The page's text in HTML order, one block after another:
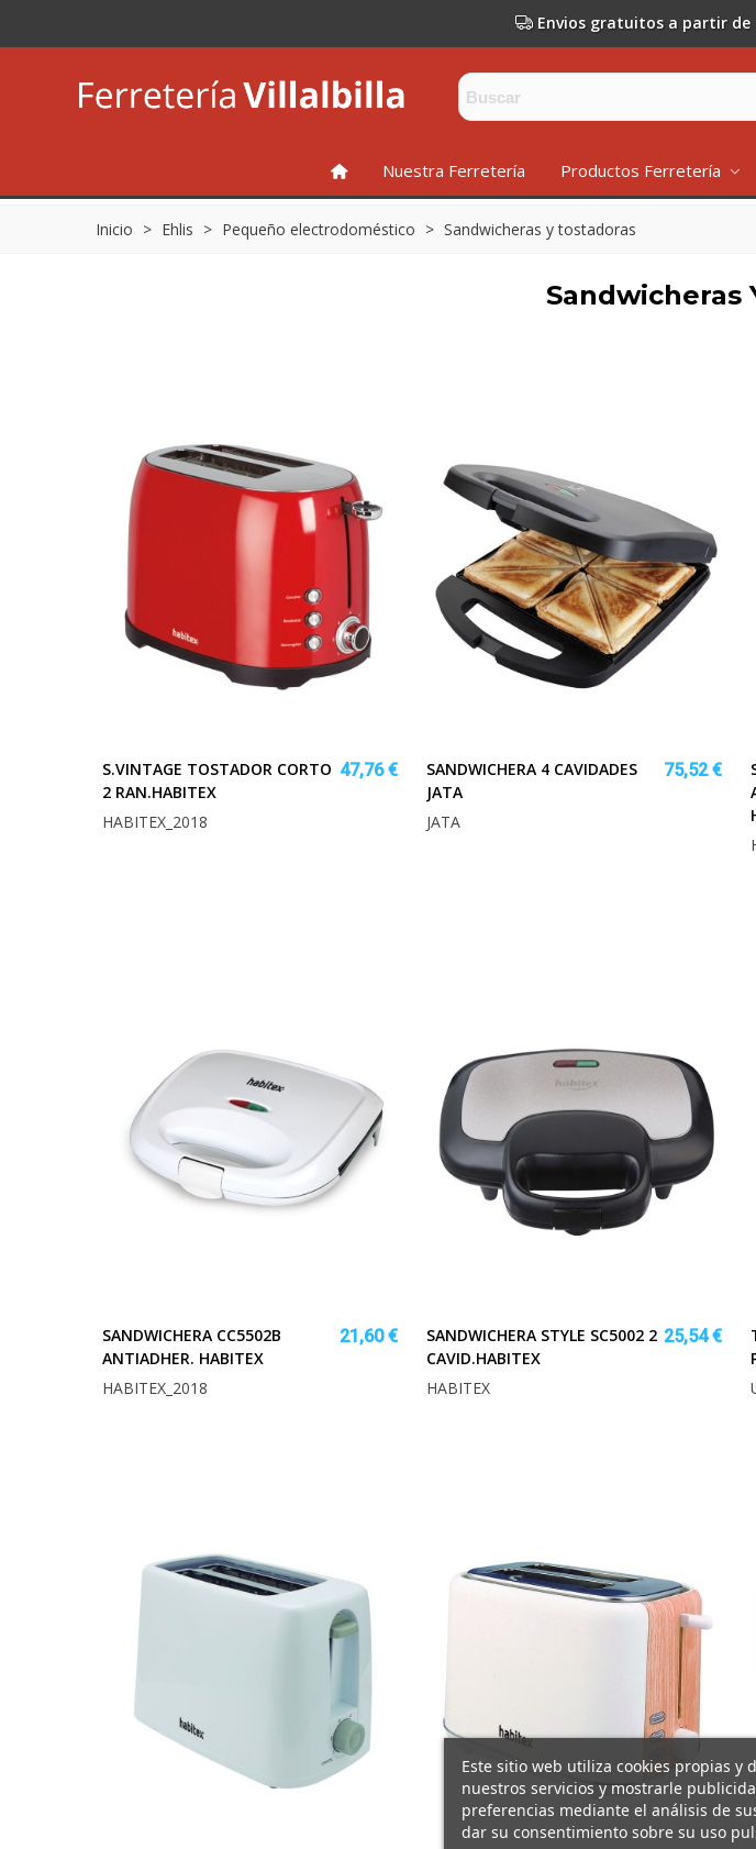
Envios gratuitos a partir de
INICIONuestra Ferretería Productos Ferretería
Inicio > Ehlis > Pequeño electrodoméstico > Sandwicheras y tostadoras
Sandwicheras
S.VINTAGE TOSTADOR CORTO
2 RAN.HABITEX
47,76 €
HABITEX_2018
SANDWICHERA 4 CAVIDADES
JATA
75,52 €
JATA
SANDWICHERA CC5502B
ANTIADHER. HABITEX
21,60 €
HABITEX_2018
SANDWICHERA STYLE SC5002 2
CAVID.HABITEX
25,54 €
HABITEX
Este sitio web utiliza cookies propias y
nuestros servicios y mostrarle
preferencias mediante el análisis de
dar su consentimiento sobre su uso